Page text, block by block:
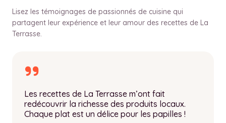
Les recettes de La Terrasse m’ont fait
redécouvrir la richesse des produits locaux.
Chaque plat est un délice pour les papilles !
Lisez les témoignages de passionnés de cuisine qui
partagent leur expérience et leur amour des recettes de La
Terrasse.